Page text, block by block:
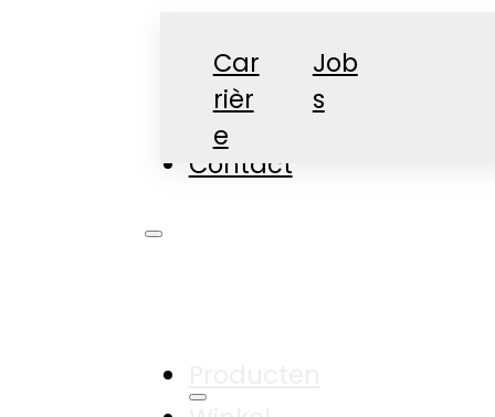
Car
rièr
e
Job
s
Nieuws
Contact